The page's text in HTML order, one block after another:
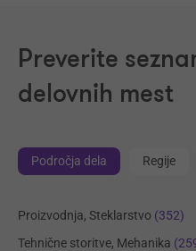
Preverite
delovnih mest
Področja dela Regije
Proizvodnja, Steklarstvo (352)
Tehnične storitve, Mehanika